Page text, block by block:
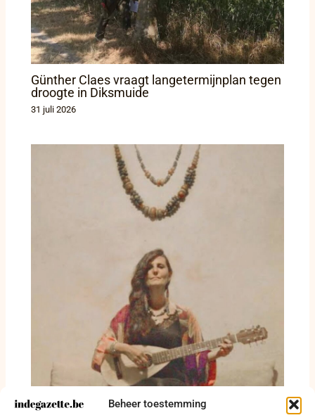
Beheer toestemming
Günther Claes vraagt langetermijnplan tegen
droogte in Diksmuide
31 juli 2026